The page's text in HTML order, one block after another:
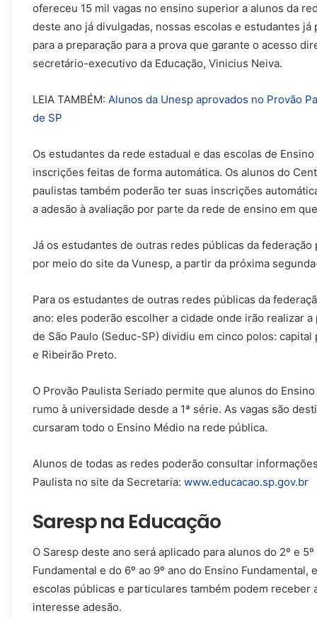
ofereceu 15 mil vagas no ensino superior a alunos da
deste ano já divulgadas, nossas escolas e estudantes
para a preparação para a prova que garante o acesso
secretário-executivo da Educação, Vinicius Neiva.
LEIA TAMBÉM: Alunos da Unesp aprovados no Provão
de SP
Os estudantes da rede estadual e das escolas de
inscrições feitas de forma automática. Os alunos do
paulistas também poderão ter suas inscrições
a adesão à avaliação por parte da rede de ensino em
Já os estudantes de outras redes públicas da
por meio do site da Vunesp, a partir da próxima
Para os estudantes de outras redes públicas da
ano: eles poderão escolher a cidade onde irão realizar
de São Paulo (Seduc-SP) dividiu em cinco polos:
e Ribeirão Preto.
O Provão Paulista Seriado permite que alunos do
rumo à universidade desde a 1ª série. As vagas são
cursaram todo o Ensino Médio na rede pública.
Alunos de todas as redes poderão consultar
Paulista no site da Secretaria: www.educacao.sp.gov.br
Saresp na Educação
O Saresp deste ano será aplicado para alunos do 2º e
Fundamental e do 6º ao 9º ano do Ensino
escolas públicas e particulares também podem receber
interesse adesão.